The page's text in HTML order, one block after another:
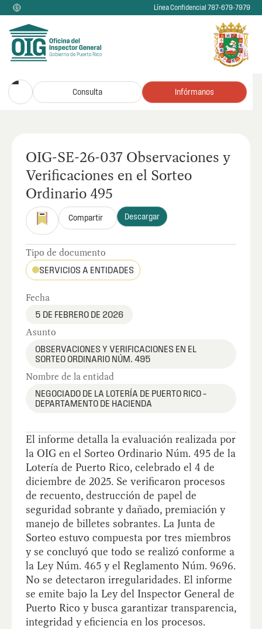
Línea Confidencial 787-679-7979
Consulta Infórmanos
OIG-SE-26-037 Observaciones y
Verificaciones en el Sorteo
Ordinario 495
Compartir Descargar
Tipo de documento
SERVICIOS A ENTIDADES
Fecha
5 DE FEBRERO DE 2026
Asunto
OBSERVACIONES Y VERIFICACIONES EN EL
SORTEO ORDINARIO NÚM. 495
Nombre de la entidad
NEGOCIADO DE LA LOTERÍA DE PUERTO RICO –
DEPARTAMENTO DE HACIENDA
El informe detalla la evaluación realizada por
la OIG en el Sorteo Ordinario Núm. 495 de la
Lotería de Puerto Rico, celebrado el 4 de
diciembre de 2025. Se verificaron procesos
de recuento, destrucción de papel de
seguridad sobrante y dañado, premiación y
manejo de billetes sobrantes. La Junta de
Sorteo estuvo compuesta por tres miembros
y se concluyó que todo se realizó conforme a
la Ley Núm. 465 y el Reglamento Núm. 9696.
No se detectaron irregularidades. El informe
se emite bajo la Ley del Inspector General de
Puerto Rico y busca garantizar transparencia,
integridad y eficiencia en los procesos.